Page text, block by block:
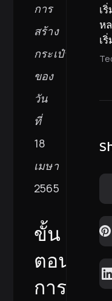
การ
สร้าง
กระเป๋า
ของ
วัน
ที่
18
เมษา
2565
ขั้น
ตอน
การ
เ
ห
เ